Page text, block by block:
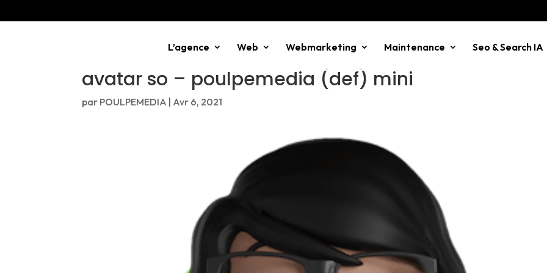
L’agence Web Webmarketing Maintenance Seo & Search IA
avatar so – poulpemedia (def) mini
par POULPEMEDIA Avr 6, 2021